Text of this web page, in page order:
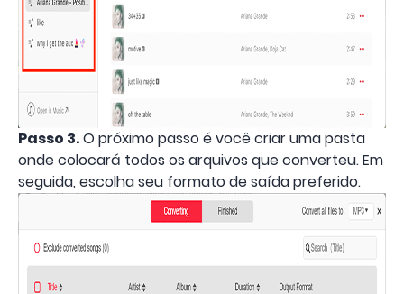
Passo 3.O próximo passo é você criar uma pasta
onde colocará todos os arquivos que converteu. Em
seguida, escolha seu formato de saída preferido.